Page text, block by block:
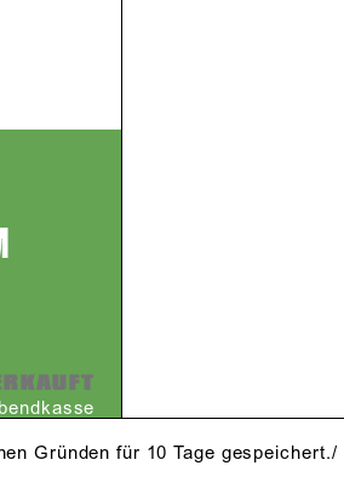
Gründen für 10 Tage gespeichert./